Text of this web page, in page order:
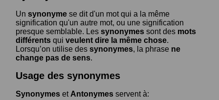
Un synonyme se dit d'un mot qui a la même
signification qu'un autre mot, ou une signification
presque semblable. Les synonymes sont des mots
différents qui veulent dire la même chose.
Lorsqu’on utilise des synonymes, la phrase ne
change pas de sens.
Usage des synonymes
Synonymes et Antonymes servent à: